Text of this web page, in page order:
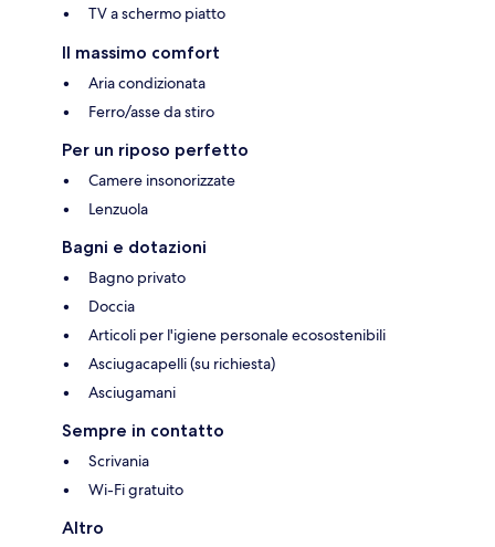
TV a schermo piatto
Il massimo comfort
Aria condizionata
Ferro/asse da stiro
Per un riposo perfetto
Camere insonorizzate
Lenzuola
Bagni e dotazioni
Bagno privato
Doccia
Articoli per l'igiene personale ecosostenibili
Asciugacapelli (su richiesta)
Asciugamani
Sempre in contatto
Scrivania
Wi-Fi gratuito
Altro